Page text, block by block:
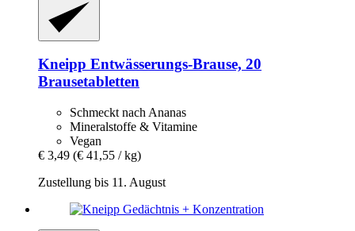
Kneipp Entwässerungs-​Brause, 20
Brausetabletten
Schmeckt nach Ananas
Mineralstoffe & Vitamine
Vegan
€ 3,49 (€ 41,55 / kg)
Zustellung bis 11. August